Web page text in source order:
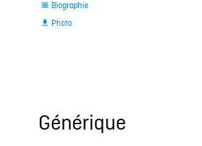
 Biographie
 Photo
Générique